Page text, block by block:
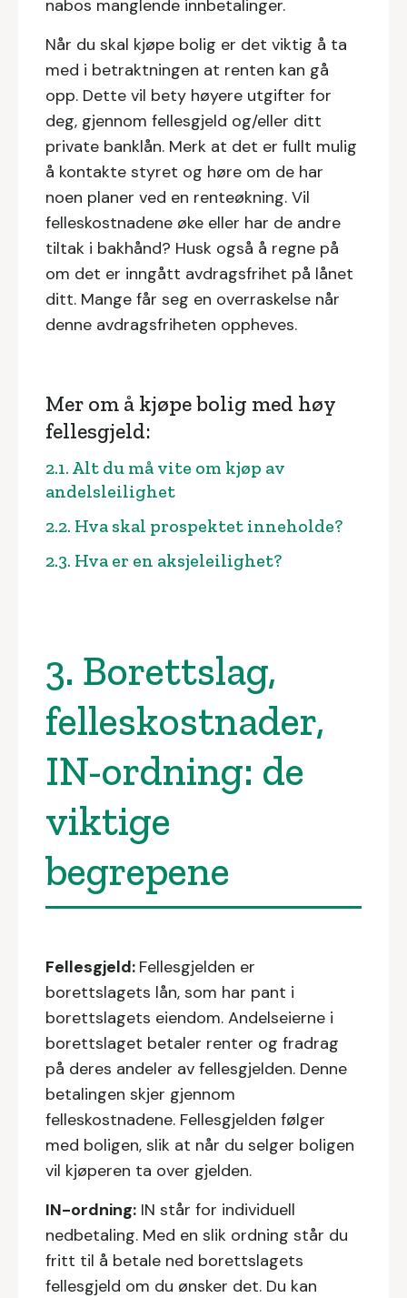
nabos manglende innbetalinger.
Når du skal kjøpe bolig er det viktig å ta
med i betraktningen at renten kan gå
opp. Dette vil bety høyere utgifter for
deg, gjennom fellesgjeld og/eller ditt
private banklån. Merk at det er fullt mulig
å kontakte styret og høre om de har
noen planer ved en renteøkning. Vil
felleskostnadene øke eller har de andre
tiltak i bakhånd? Husk også å regne på
om det er inngått avdragsfrihet på lånet
ditt. Mange får seg en overraskelse når
denne avdragsfriheten oppheves.
Mer om å kjøpe bolig med høy
fellesgjeld:
2.1. Alt du må vite om kjøp av
andelsleilighet
2.2. Hva skal prospektet inneholde?
2.3. Hva er en aksjeleilighet?
3. Borettslag,
felleskostnader,
IN-ordning: de
viktige
begrepene
Fellesgjeld: Fellesgjelden er
borettslagets lån, som har pant i
borettslagets eiendom. Andelseierne i
borettslaget betaler renter og fradrag
på deres andeler av fellesgjelden. Denne
betalingen skjer gjennom
felleskostnadene. Fellesgjelden følger
med boligen, slik at når du selger boligen
vil kjøperen ta over gjelden.
I‍N-ordning: IN står for individuell
nedbetaling. Med en slik ordning står du
fritt til å betale ned borettslagets
fellesgjeld om du ønsker det. Du kan